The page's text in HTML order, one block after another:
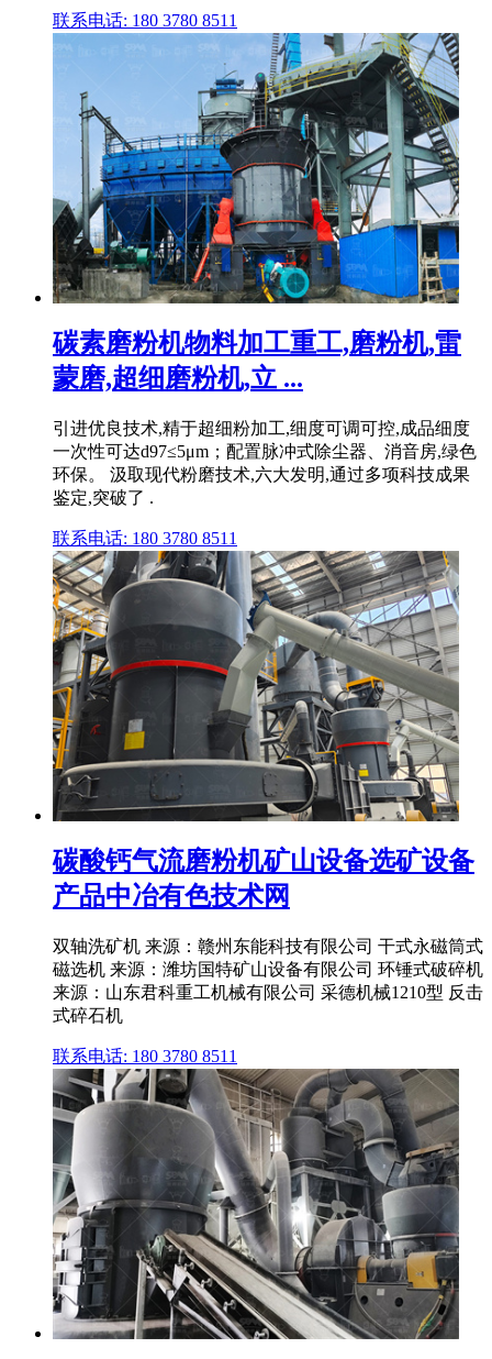
联系电话: 180 3780 8511
碳素磨粉机物料加工重工,磨粉机,雷
蒙磨,超细磨粉机,立 ...
引进优良技术,精于超细粉加工,细度可调可控,成品细度
一次性可达d97≤5μm；配置脉冲式除尘器、消音房,绿色
环保。 汲取现代粉磨技术,六大发明,通过多项科技成果
鉴定,突破了 .
联系电话: 180 3780 8511
碳酸钙气流磨粉机矿山设备选矿设备
产品中冶有色技术网
双轴洗矿机 来源：赣州东能科技有限公司 干式永磁筒式
磁选机 来源：潍坊国特矿山设备有限公司 环锤式破碎机
来源：山东君科重工机械有限公司 采德机械1210型 反击
式碎石机
联系电话: 180 3780 8511